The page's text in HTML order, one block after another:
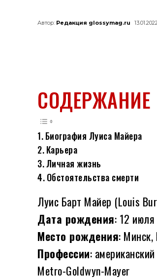
Автор: Редакция glossymag.ru
СОДЕРЖАНИЕ
Биография Луиса Майера
Карьера
Личная жизнь
Обстоятельства смерти
Луис Барт Майер (Louis
Дата рождения: 12
Место рождения: Минск,
Профессии:
Metro-Goldwyn-Mayer